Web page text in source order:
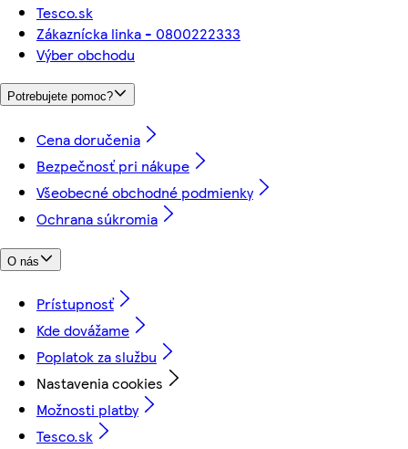
Tesco.sk
Zákaznícka linka - 0800222333
Výber obchodu
Potrebujete pomoc?
Cena doručenia
Bezpečnosť pri nákupe
Všeobecné obchodné podmienky
Ochrana súkromia
O nás
Prístupnosť
Kde dovážame
Poplatok za službu
Nastavenia cookies
Možnosti platby
Tesco.sk